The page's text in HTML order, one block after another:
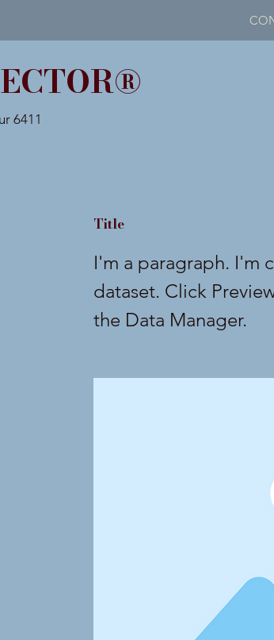
6411
Title
I'm a paragraph. I'm
dataset. Click
the Data Manager.